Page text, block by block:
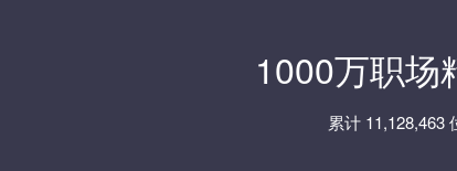
1000万职场
累计 11,128,463